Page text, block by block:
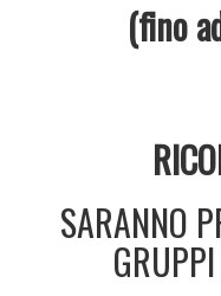
(fino
SARANNO